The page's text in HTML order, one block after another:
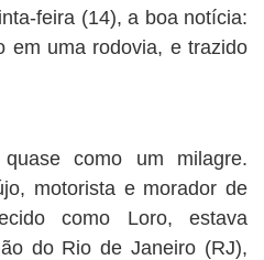
feira (14), a boa notícia:
em uma rodovia, e trazido
como um milagre.
motorista e morador de
como Loro, estava
do Rio de Janeiro (RJ),